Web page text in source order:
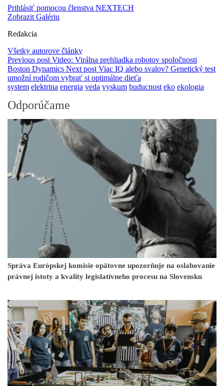
Prihlásiť pomocou členstva NEXTECH
Zobrazit Galériu
Redakcia
Všetky autorove články
Previous post Video: Virálna prehliadka robotov spoločnosti
Boston Dynamics Next post Viac IQ alebo svalov? Genetický test
umožní rodičom vybrať si optimálne dieťa
system elektrina energia veda vyskum buducnost eko ekologia
Odporúčame
Správa Európskej komisie opätovne upozorňuje na oslabovanie
právnej istoty a kvality legislatívneho procesu na Slovensku